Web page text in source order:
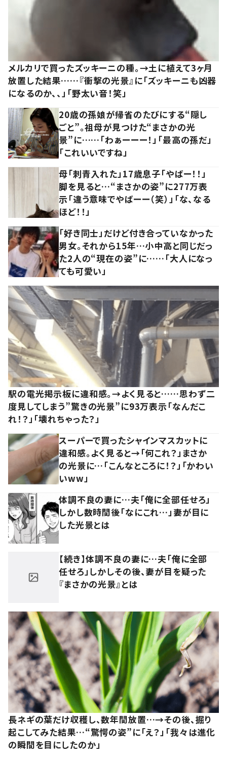
メルカリで買ったズッキーニの種。→土に植えて3ヶ月
放置した結果……『衝撃の光景』に「ズッキーニも凶器
になるのか、、」「野太い音！笑」
20歳の孫娘が帰省のたびにする“隠し
ごと”。祖母が見つけた“まさかの光
景”に……「わぁーーー！」「最高の孫だ」
「これいいですね」
母「刺青入れた」17歳息子「やばー！！」
脚を見ると…“まさかの姿”に277万表
示「違う意味でやばーー（笑）」「な、なる
ほど！！」
「好き同士」だけど付き合っていなかった
男女。それから15年…小中高と同じだっ
た2人の“現在の姿”に……「大人になっ
ても可愛い」
駅の電光掲示板に違和感。→よく見ると……思わず二
度見してしまう”驚きの光景”に93万表示「なんだこ
れ！？」「壊れちゃった？」
スーパーで買ったシャインマスカットに
違和感。よく見ると→「何これ？」まさか
の光景に…「こんなところに！？」「かわい
いww」
体調不良の妻に…夫「俺に全部任せろ」
しかし数時間後「なにこれ…」妻が目に
した光景とは
【続き】体調不良の妻に…夫「俺に全部
任せろ」しかしその後、妻が目を疑った
『まさかの光景』とは
長ネギの葉だけ収穫し、数年間放置…→その後、掘り
起こしてみた結果…“驚愕の姿”に「え？」「我々は進化
の瞬間を目にしたのか」